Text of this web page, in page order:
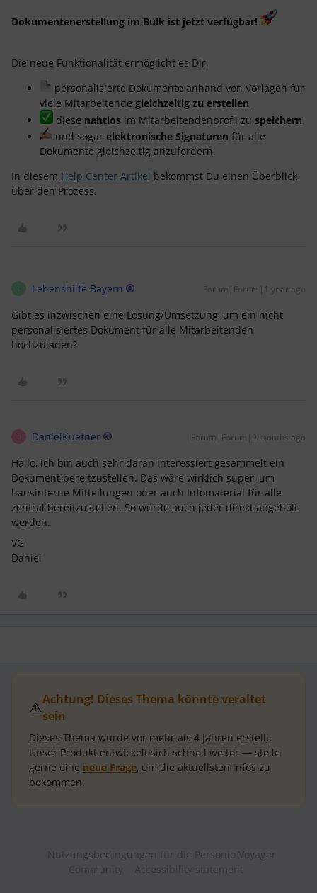
Dokumentenerstellung im Bulk ist jetzt verfügbar!
Die neue Funktionalität ermöglicht es Dir,
personalisierte Dokumente anhand von Vorlagen für
viele Mitarbeitende gleichzeitig zu erstellen,
diese nahtlos im Mitarbeitendenprofil zu speichern
und sogar elektronische Signaturen für alle
Dokumente gleichzeitig anzufordern.
In diesem Help Center Artikel bekommst Du einen Überblick
über den Prozess.
Lebenshilfe Bayern Forum|Forum|1 year ago
Gibt es inzwischen eine Lösung/Umsetzung, um ein nicht
personalisiertes Dokument für alle Mitarbeitenden
hochzuladen?
DanielKuefner Forum|Forum|9 months ago
Hallo, ich bin auch sehr daran interessiert gesammelt ein
Dokument bereitzustellen. Das wäre wirklich super, um
hausinterne Mitteilungen oder auch Infomaterial für alle
zentral bereitzustellen. So würde auch jeder direkt abgeholt
werden.
VG
Daniel
⚠️Achtung! Dieses Thema könnte veraltet
sein
Dieses Thema wurde vor mehr als 4 Jahren erstellt.
Unser Produkt entwickelt sich schnell weiter — stelle
gerne eine neue Frage, um die aktuellsten Infos zu
bekommen.